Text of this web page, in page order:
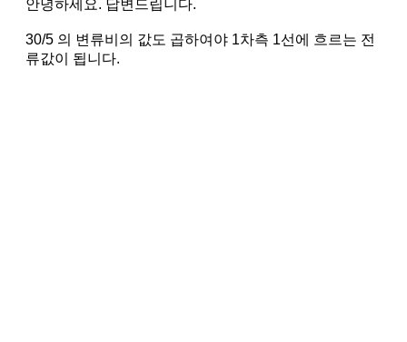
안녕하세요. 답변드립니다.
30/5 의 변류비의 값도 곱하여야 1차측 1선에 흐르는 전
류값이 됩니다.